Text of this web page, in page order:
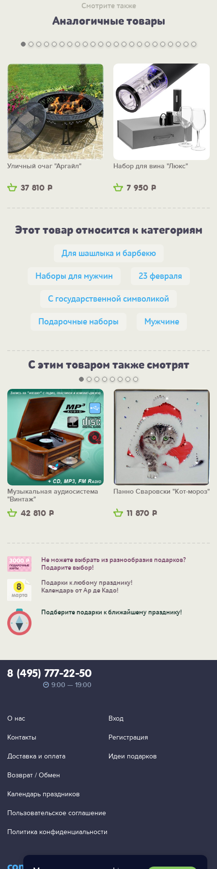
Смотрите также
Аналогичные товары
37 810 Р
Уличный очаг "Аргайл"
7 950 Р
Набор для вина "Люкс"
Этот товар относится к категориям
Для шашлыка и барбекю
Наборы для мужчин 23 февраля
С государственной символикой
Подарочные наборы Мужчине
С этим товаром также смотрят
42 810 Р
Музыкальная аудиосистема
"Винтаж"
11 870 Р
Панно Сваровски "Кот-мороз"
Не можете выбрать из разнообразия подарков?
Подарите выбор!
Подарки к любому празднику!
Календарь от Ар де Кадо!
Подберите подарки к ближайшему празднику!
8 (495) 777-22-50
9:00 — 19:00
О нас
Контакты
Доставка и оплата
Возврат / Обмен
Календарь праздников
Пользовательское соглашение
Политика конфиденциальности
Вход
Регистрация
Идеи подарков